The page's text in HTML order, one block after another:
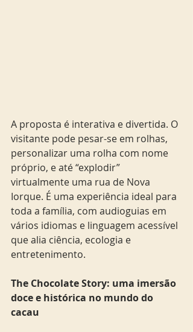
A proposta é interativa e divertida. O
visitante pode pesar-se em rolhas,
personalizar uma rolha com nome
próprio, e até “explodir”
virtualmente uma rua de Nova
Iorque. É uma experiência ideal para
toda a família, com audioguias em
vários idiomas e linguagem acessível
que alia ciência, ecologia e
entretenimento.
The Chocolate Story: uma imersão
doce e histórica no mundo do
cacau